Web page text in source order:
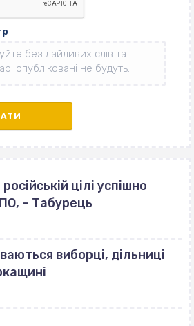
цілі успішно
– Табурець
виборці, дільниці